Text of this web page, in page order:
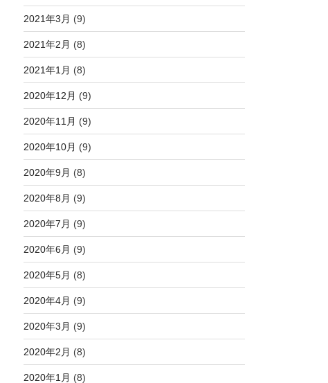
2021年3月 (9)
2021年2月 (8)
2021年1月 (8)
2020年12月 (9)
2020年11月 (9)
2020年10月 (9)
2020年9月 (8)
2020年8月 (9)
2020年7月 (9)
2020年6月 (9)
2020年5月 (8)
2020年4月 (9)
2020年3月 (9)
2020年2月 (8)
2020年1月 (8)